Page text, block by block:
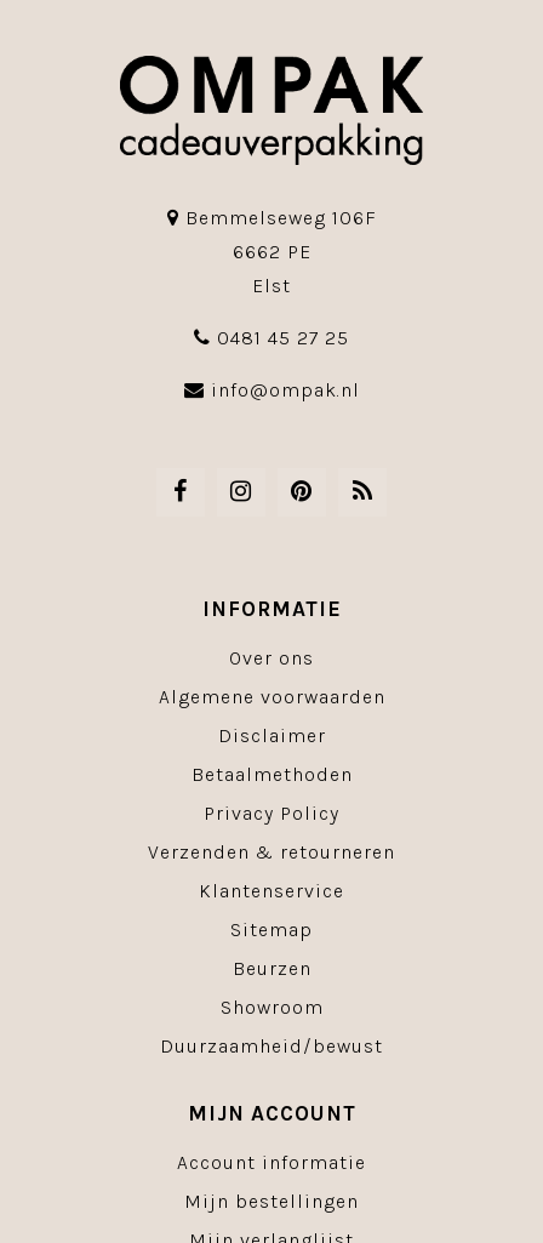
Bemmelseweg 106F
6662 PE
Elst
0481 45 27 25
info@ompak.nl
INFORMATIE
Over ons
Algemene voorwaarden
Disclaimer
Betaalmethoden
Privacy Policy
Verzenden & retourneren
Klantenservice
Sitemap
Beurzen
Showroom
Duurzaamheid/bewust
MIJN ACCOUNT
Account informatie
Mijn bestellingen